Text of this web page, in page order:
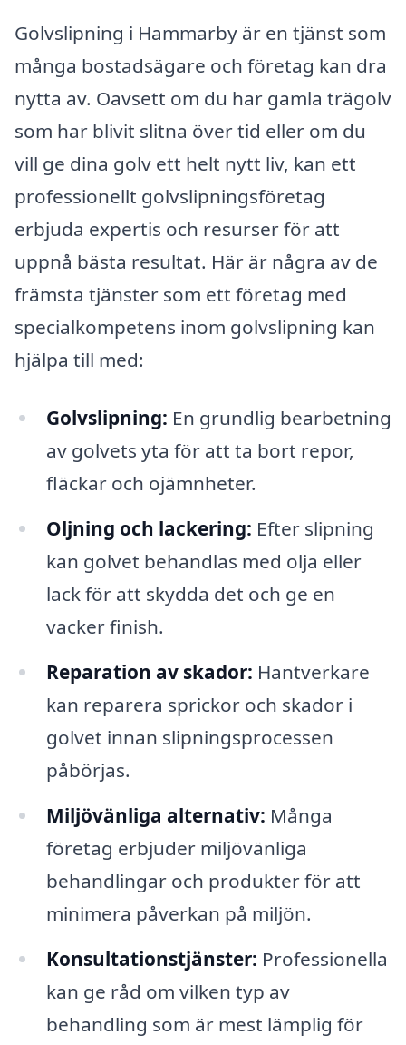
Golvslipning i Hammarby är en tjänst som
många bostadsägare och företag kan dra
nytta av. Oavsett om du har gamla trägolv
som har blivit slitna över tid eller om du
vill ge dina golv ett helt nytt liv, kan ett
professionellt golvslipningsföretag
erbjuda expertis och resurser för att
uppnå bästa resultat. Här är några av de
främsta tjänster som ett företag med
specialkompetens inom golvslipning kan
hjälpa till med:
Golvslipning: En grundlig bearbetning
av golvets yta för att ta bort repor,
fläckar och ojämnheter.
Oljning och lackering: Efter slipning
kan golvet behandlas med olja eller
lack för att skydda det och ge en
vacker finish.
Reparation av skador: Hantverkare
kan reparera sprickor och skador i
golvet innan slipningsprocessen
påbörjas.
Miljövänliga alternativ: Många
företag erbjuder miljövänliga
behandlingar och produkter för att
minimera påverkan på miljön.
Konsultationstjänster: Professionella
kan ge råd om vilken typ av
behandling som är mest lämplig för